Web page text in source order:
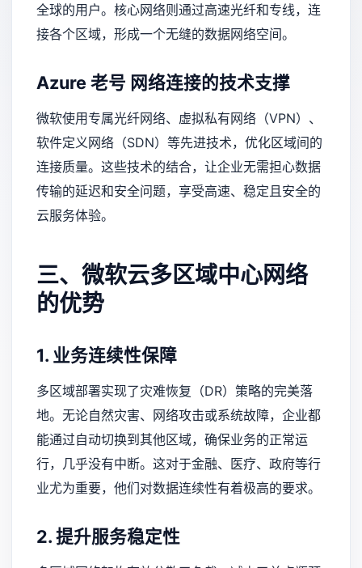
全球的用户。核心网络则通过高速光纤和专线，连
接各个区域，形成一个无缝的数据网络空间。
Azure 老号 网络连接的技术支撑
微软使用专属光纤网络、虚拟私有网络（VPN）、
软件定义网络（SDN）等先进技术，优化区域间的
连接质量。这些技术的结合，让企业无需担心数据
传输的延迟和安全问题，享受高速、稳定且安全的
云服务体验。
三、微软云多区域中心网络
的优势
1. 业务连续性保障
多区域部署实现了灾难恢复（DR）策略的完美落
地。无论自然灾害、网络攻击或系统故障，企业都
能通过自动切换到其他区域，确保业务的正常运
行，几乎没有中断。这对于金融、医疗、政府等行
业尤为重要，他们对数据连续性有着极高的要求。
2. 提升服务稳定性